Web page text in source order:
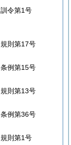
訓令第1号
規則第17号
条例第15号
規則第13号
条例第36号
規則第1号